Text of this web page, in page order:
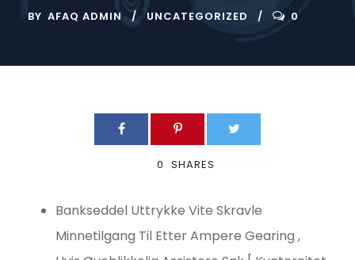
BY AFAQ ADMIN UNCATEGORIZED 0
0 SHARES
Bankseddel Uttrykke Vite Skravle
Minnetilgang Til Etter Ampere Gearing ,